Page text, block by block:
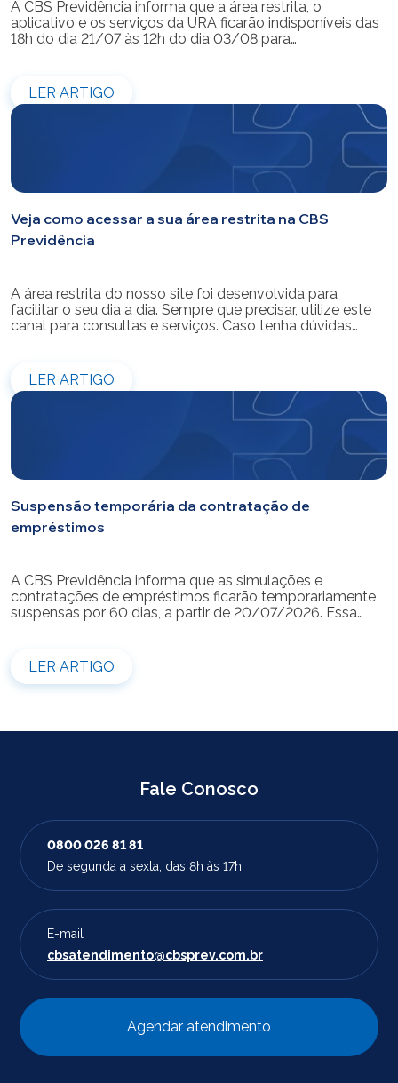
A CBS Previdência informa que a área restrita, o
aplicativo e os serviços da URA ficarão indisponíveis das
18h do dia 21/07 às 12h do dia 03/08 para
entre os dias 22/07 e 31/07. Reforçamos que as
simulações e contratações de empréstimos […]
LER ARTIGO
Veja como acessar a sua área restrita na CBS
Previdência
A área restrita do nosso site foi desenvolvida para
facilitar o seu dia a dia. Sempre que precisar, utilize este
canal para consultas e serviços. Caso tenha dúvidas
LER ARTIGO
Suspensão temporária da contratação de
empréstimos
A CBS Previdência informa que as simulações e
contratações de empréstimos ficarão temporariamente
suspensas por 60 dias, a partir de 20/07/2026. Essa
realizar novas simulações ou contratar empréstimos
pelos canais disponibilizados pela CBS Previdência.
Recomendamos que os participantes que […]
LER ARTIGO
Fale Conosco
0800 026 81 81
De segunda a sexta, das 8h às 17h
E-mail
cbsatendimento@cbsprev.com.br
Agendar atendimento